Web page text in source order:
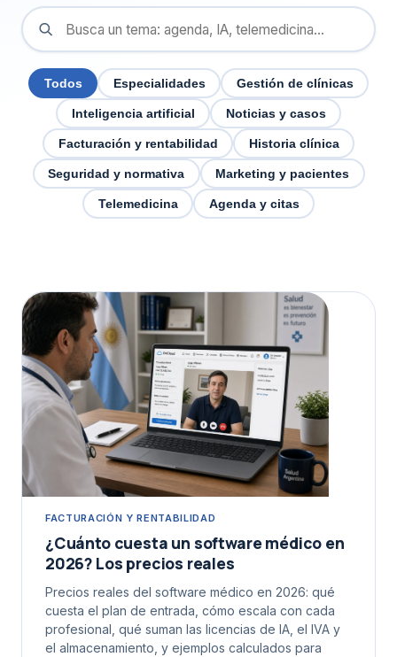
Todos Especialidades Gestión de clínicas
Inteligencia artificial Noticias y casos
Facturación y rentabilidad Historia clínica
Seguridad y normativa Marketing y pacientes
Telemedicina Agenda y citas
FACTURACIÓN Y RENTABILIDAD
¿Cuánto cuesta un software médico en
2026? Los precios reales
Precios reales del software médico en 2026: qué
cuesta el plan de entrada, cómo escala con cada
profesional, qué suman las licencias de IA, el IVA y
el almacenamiento, y ejemplos calculados para